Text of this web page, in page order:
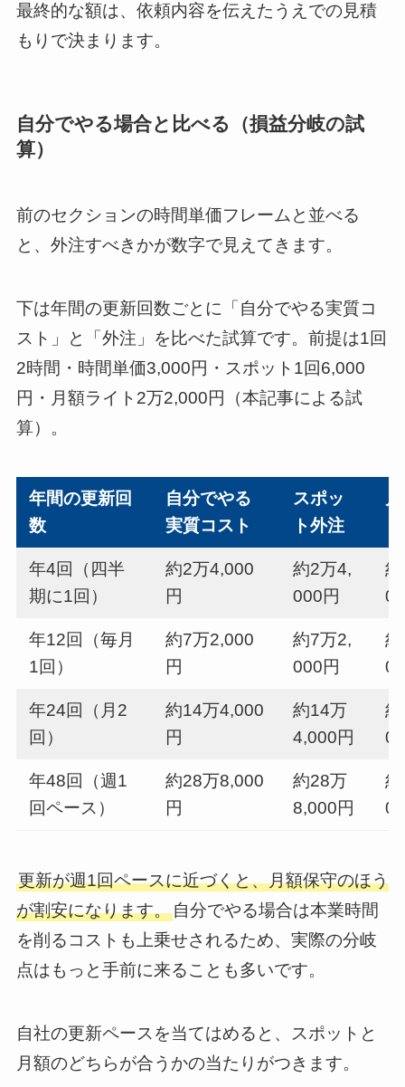
最終的な額は、依頼内容を伝えたうえでの見積
もりで決まります。
自分でやる場合と比べる（損益分岐の試
算）
前のセクションの時間単価フレームと並べる
と、外注すべきかが数字で見えてきます。
下は年間の更新回数ごとに「自分でやる実質コ
スト」と「外注」を比べた試算です。前提は1回
2時間・時間単価3,000円・スポット1回6,000
円・月額ライト2万2,000円（本記事による試
算）。
年間の更新回
数
自分でやる
実質コスト
スポッ
ト外注
年4回（四半
期に1回）
約2万4,000
円
約2万4,
000円
年12回（毎月
1回）
約7万2,000
円
約7万2,
000円
年24回（月2
回）
約14万4,000
円
約14万
4,000円
年48回（週1
回ペース）
約28万8,000
円
約28万
8,000円
更新が週1回ペースに近づくと、月額保守のほう
が割安になります。自分でやる場合は本業時間
を削るコストも上乗せされるため、実際の分岐
点はもっと手前に来ることも多いです。
自社の更新ペースを当てはめると、スポットと
月額のどちらが合うかの当たりがつきます。